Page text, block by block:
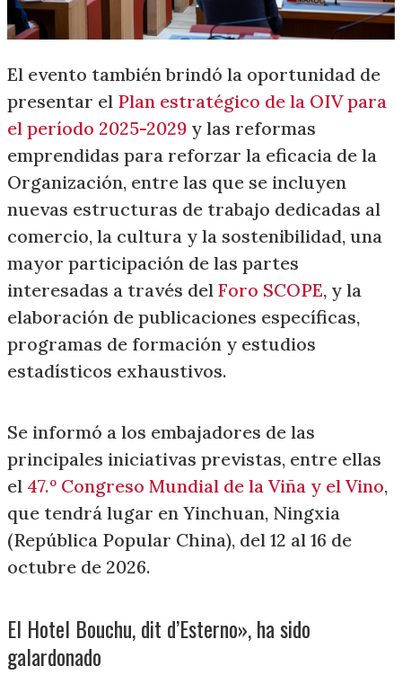
El evento también brindó la oportunidad de
presentar el Plan estratégico de la OIV para
el período 2025-2029 y las reformas
emprendidas para reforzar la eficacia de la
Organización, entre las que se incluyen
nuevas estructuras de trabajo dedicadas al
comercio, la cultura y la sostenibilidad, una
mayor participación de las partes
interesadas a través del Foro SCOPE, y la
elaboración de publicaciones específicas,
programas de formación y estudios
estadísticos exhaustivos.
Se informó a los embajadores de las
principales iniciativas previstas, entre ellas
el 47.º Congreso Mundial de la Viña y el Vino,
que tendrá lugar en Yinchuan, Ningxia
(República Popular China), del 12 al 16 de
octubre de 2026.
El Hotel Bouchu, dit d’Esterno», ha sido
galardonado